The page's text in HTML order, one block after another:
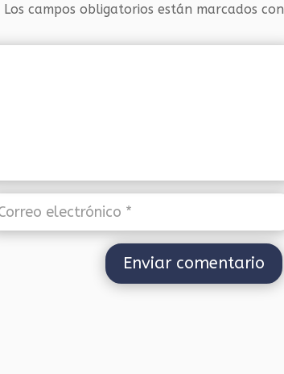
Los campos obligatorios están marcados con